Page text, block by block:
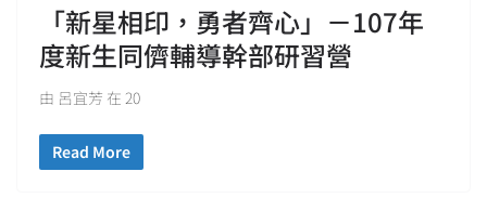
「新星相印，勇者齊心」－107年
度新生同儕輔導幹部研習營
由 呂宜芳 在 20
Read More